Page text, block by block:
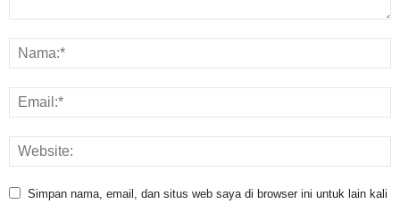
Simpan nama, email, dan situs web saya di browser ini untuk lain kali